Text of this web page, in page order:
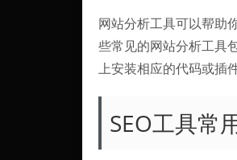
网站分析工具可以帮助
些常见的网站分析工具
上安装相应的代码或插
SEO工具常